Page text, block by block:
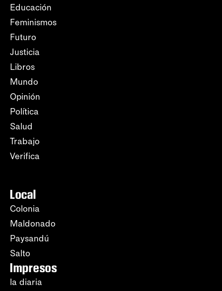
Educación
Feminismos
Futuro
Justicia
Libros
Mundo
Opinión
Política
Salud
Trabajo
Verifica
Local
Colonia
Maldonado
Paysandú
Salto
Impresos
la diaria